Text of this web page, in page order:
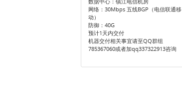
网络：30Mbps 五线BGP（电信联通移
动）
防御：40G
预计1天内交付
机器交付相关事宜请至QQ群组
785367060或者加qq337322913咨询